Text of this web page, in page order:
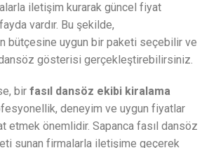
iletişim kurarak güncel fiyat
vardır. Bu şekilde,
bütçesine uygun bir paketi seçebilir ve
gösterisi gerçekleştirebilirsiniz.
bir fasıl dansöz ekibi kiralama
deneyim ve uygun fiyatlar
etmek önemlidir. Sapanca fasıl dansöz
sunan firmalarla iletişime geçerek